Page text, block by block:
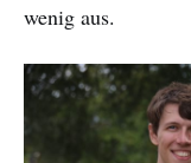
wenig aus.